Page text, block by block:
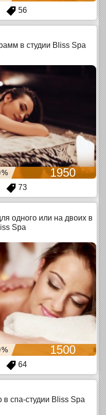
56
в студии Bliss Spa
% 1950
73
одного или на двоих в
Spa
% 1500
64
спа-студии Bliss Spa